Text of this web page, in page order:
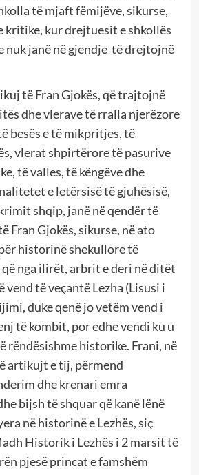
të mjaft fëmijëve, sikurse,
kritike, kur drejtuesit e shkollës
nuk janë në gjendje të drejtojnë
të Fran Gjokës, që trajtojnë
dhe vlerave të rralla njerëzore
besës e të mikpritjes, të
vlerat shpirtërore të pasurive
të valles, të këngëve dhe
e letërsisë të gjuhësisë,
shqip, janë në qendër të
Fran Gjokës, sikurse, në ato
historinë shekullore të
nga ilirët, arbrit e deri në ditët
vend të veçantë Lezha (Lisusi i
duke qenë jo vetëm vend i
të kombit, por edhe vendi ku u
rëndësishme historike. Frani, në
artikujt e tij, përmend
dhe krenari emra
bijsh të shquar që kanë lënë
në historinë e Lezhës, siç
Historik i Lezhës i 2 marsit të
pjesë princat e famshëm